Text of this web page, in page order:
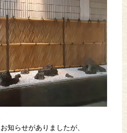
知らせがありましたが、